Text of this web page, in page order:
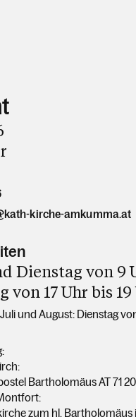
kirche-amkumma.at
Dienstag von 9
von 17 Uhr bis 19
und August: Dienstag
Bartholomäus AT 71
zum hl. Bartholomäus